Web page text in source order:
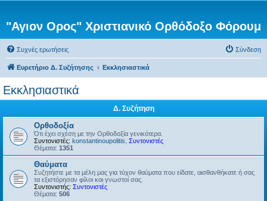
"Αγιον Ορος" Χριστιανικό Ορθόδοξο Φόρουμ
Συχνές ερωτήσεις Σύνδεση
Ευρετήριο Δ. Συζήτησης Εκκλησιαστικά
Εκκλησιαστικά
Δ. Συζήτηση
Ορθοδοξία
Ότι έχει σχέση με την Ορθοδοξία γενικότερα.
Συντονιστές: konstantinoupolitis Συντονιστές
Θέματα: 1351
Θαύματα
Συζητήστε με τα μέλη μας για τύχον θαύματα που είδατε, αισθανθήκατε ή σας
τα εξιστόρησαν φίλοι και γνωστοί σας.
Συντονιστής: Συντονιστές
Θέματα: 506